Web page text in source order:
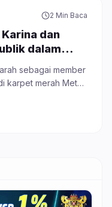
2 Min Baca
dan
dalam
sebagai member
karpet merah Met